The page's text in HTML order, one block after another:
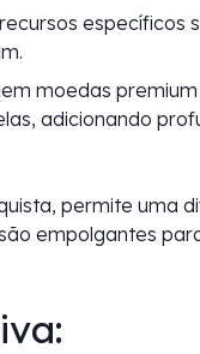
específicos
moedas
adicionando
permite uma
empolgantes